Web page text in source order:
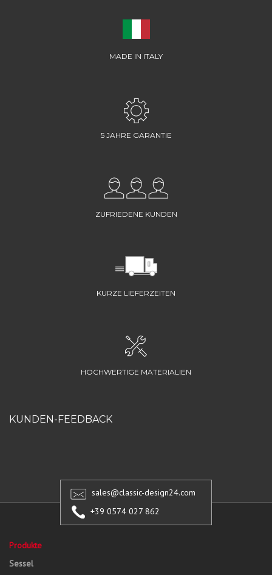
MADE IN ITALY
5 JAHRE GARANTIE
ZUFRIEDENE KUNDEN
KURZE LIEFERZEITEN
HOCHWERTIGE MATERIALIEN
KUNDEN-FEEDBACK
sales@classic-design24.com
+39 0574 027 862
Produkte
Sessel